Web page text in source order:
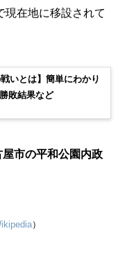
現在地に移設されて
戦いとは】簡単にわかり
敗結果など
屋市の平和公園内政
）